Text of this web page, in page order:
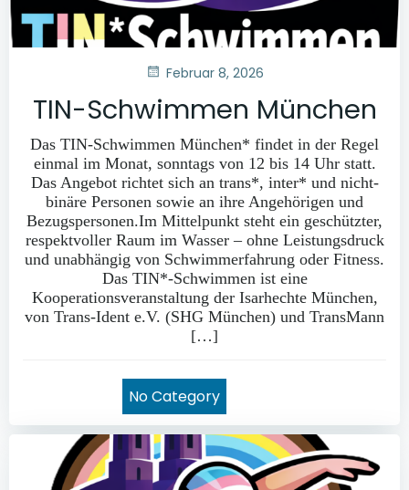
Februar 8, 2026
TIN-Schwimmen München
Das TIN-Schwimmen München* findet in der Regel
einmal im Monat, sonntags von 12 bis 14 Uhr statt.
Das Angebot richtet sich an trans*, inter* und nicht-
binäre Personen sowie an ihre Angehörigen und
Bezugspersonen.Im Mittelpunkt steht ein geschützter,
respektvoller Raum im Wasser – ohne Leistungsdruck
und unabhängig von Schwimmerfahrung oder Fitness.
Das TIN*-Schwimmen ist eine
Kooperationsveranstaltung der Isarhechte München,
von Trans-Ident e.V. (SHG München) und TransMann
[…]
No Category